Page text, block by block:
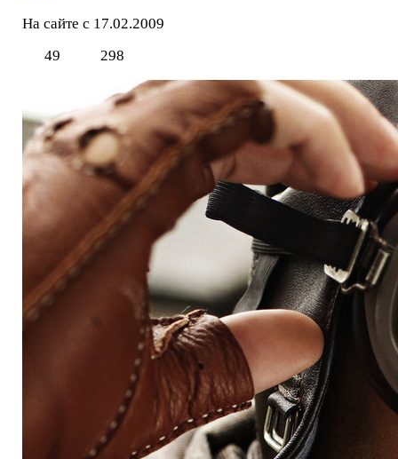
На сайте с 17.02.2009
49
298